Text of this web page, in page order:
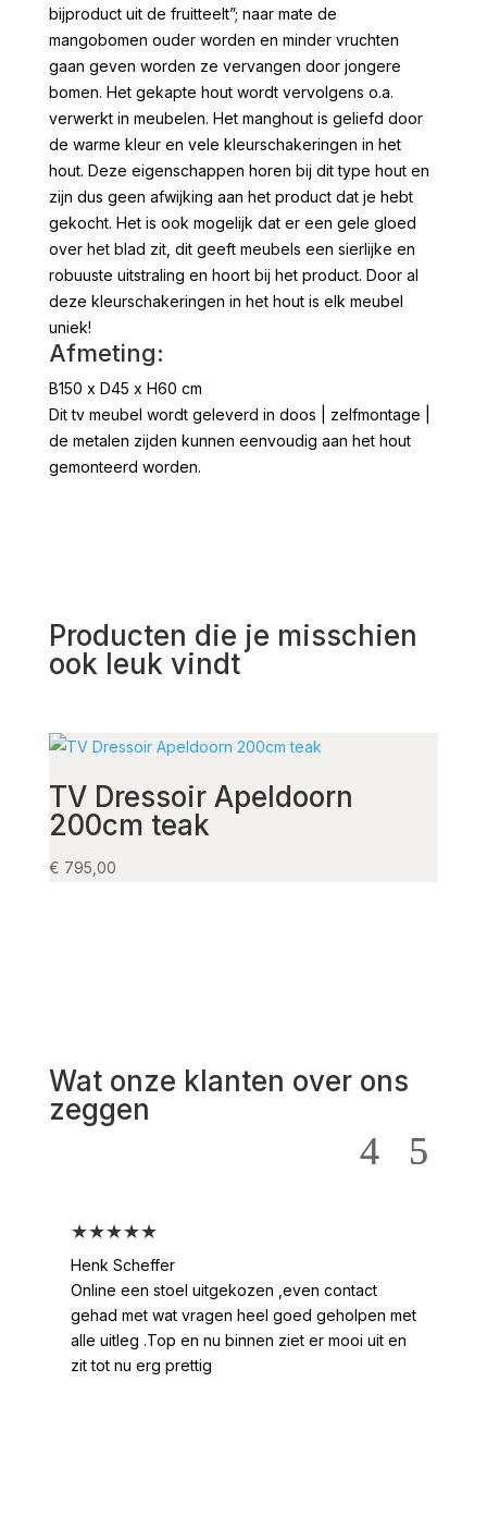
bijproduct uit de fruitteelt”; naar mate de
mangobomen ouder worden en minder vruchten
gaan geven worden ze vervangen door jongere
bomen. Het gekapte hout wordt vervolgens o.a.
verwerkt in meubelen. Het manghout is geliefd door
de warme kleur en vele kleurschakeringen in het
hout. Deze eigenschappen horen bij dit type hout en
zijn dus geen afwijking aan het product dat je hebt
gekocht. Het is ook mogelijk dat er een gele gloed
over het blad zit, dit geeft meubels een sierlijke en
robuuste uitstraling en hoort bij het product. Door al
deze kleurschakeringen in het hout is elk meubel
uniek!
Afmeting:
B150 x D45 x H60 cm
Dit tv meubel wordt geleverd in doos | zelfmontage |
de metalen zijden kunnen eenvoudig aan het hout
gemonteerd worden.
Producten die je misschien
ook leuk vindt
TV Dressoir Apeldoorn
200cm teak
€ 795,00
Wat onze klanten over ons
zeggen
★★★★★
Henk Scheffer
Online een stoel uitgekozen ,even contact
gehad met wat vragen heel goed geholpen met
alle uitleg .Top en nu binnen ziet er mooi uit en
zit tot nu erg prettig